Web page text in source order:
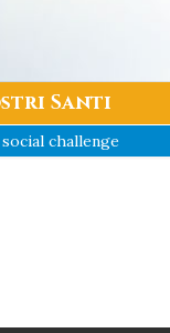
Santi
challenge